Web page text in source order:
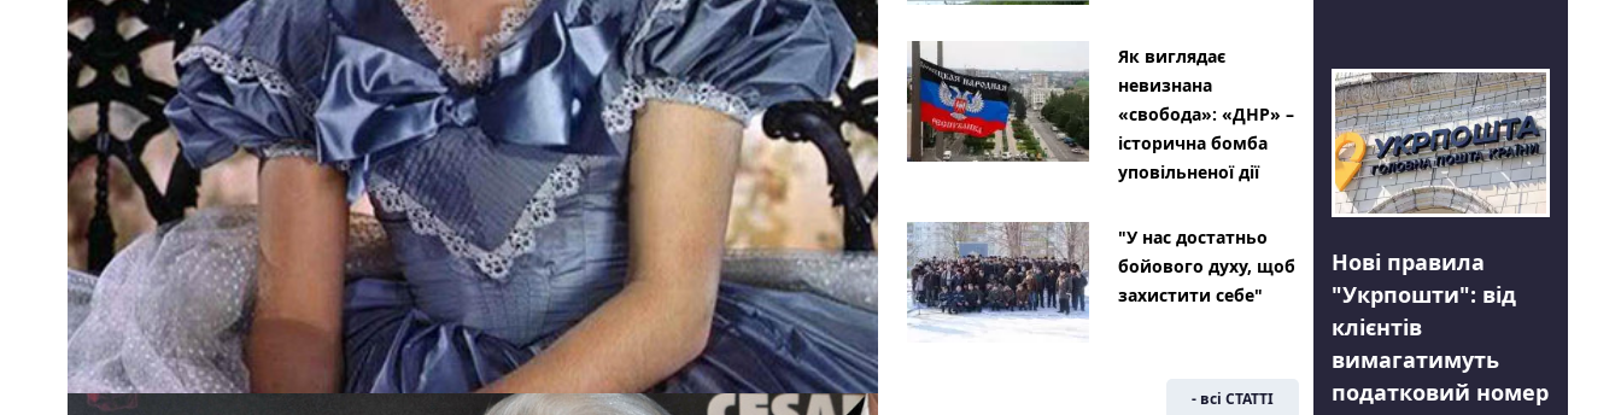
Як виглядає
невизнана
«свобода»: «ДНР» –
історична бомба
уповільненої дії
"У нас достатньо
бойового духу, щоб
захистити себе"
- всі СТАТТІ
Нові правила
"Укрпошти": від
клієнтів
вимагатимуть
податковий номер